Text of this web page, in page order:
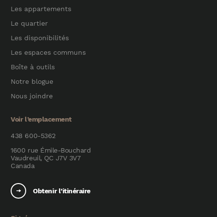
Les appartements
Le quartier
Les disponibilités
Les espaces communs
Boîte à outils
Notre blogue
Nous joindre
Voir l’emplacement
438 600-5362
1600 rue Émile-Bouchard
Vaudreuil, QC J7V 3V7
Canada
Obtenir l’itinéraire